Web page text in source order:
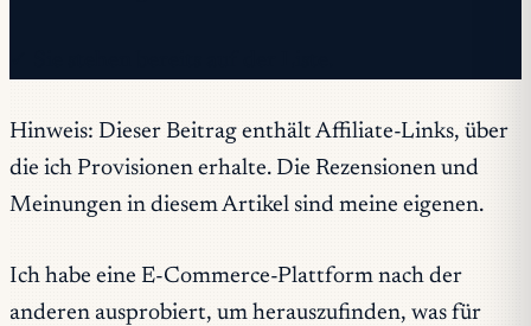
Hinweis: Dieser Beitrag enthält Affiliate-Links, über
die ich Provisionen erhalte. Die Rezensionen und
Meinungen in diesem Artikel sind meine eigenen.
Ich habe eine E-Commerce-Plattform nach der
anderen ausprobiert, um herauszufinden, was für